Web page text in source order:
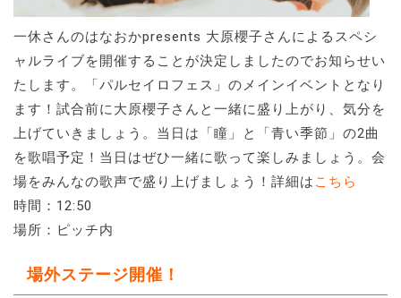
一休さんのはなおかpresents 大原櫻子さんによるスペシ
ャルライブを開催することが決定しましたのでお知らせい
たします。「パルセイロフェス」のメインイベントとなり
ます！試合前に大原櫻子さんと一緒に盛り上がり、気分を
上げていきましょう。当日は「瞳」と「青い季節」の2曲
を歌唱予定！当日はぜひ一緒に歌って楽しみましょう。会
場をみんなの歌声で盛り上げましょう！詳細は こちら
時間：12:50
場所：ピッチ内
場外ステージ開催！